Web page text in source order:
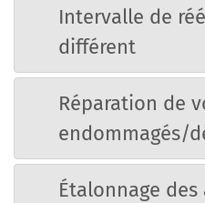
Intervalle de
différent
Réparation de
endommagés/
Étalonnage